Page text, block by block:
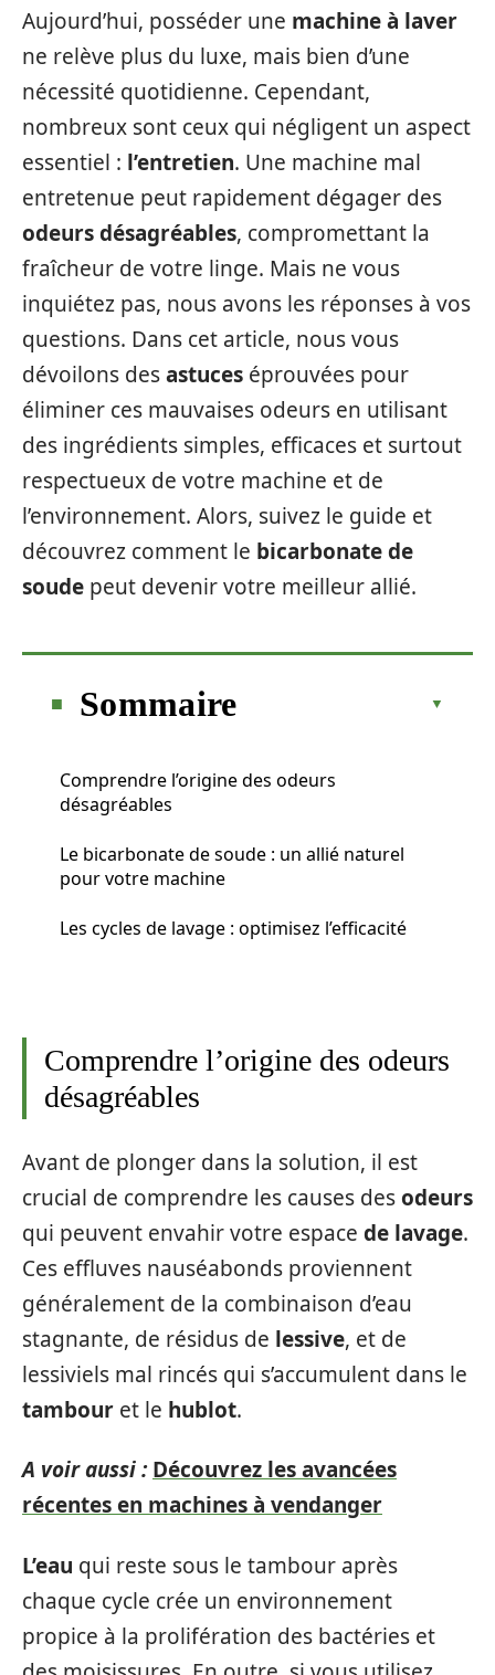
Aujourd’hui, posséder une machine à laver
ne relève plus du luxe, mais bien d’une
nécessité quotidienne. Cependant,
nombreux sont ceux qui négligent un aspect
essentiel : l’entretien. Une machine mal
entretenue peut rapidement dégager des
odeurs désagréables, compromettant la
fraîcheur de votre linge. Mais ne vous
inquiétez pas, nous avons les réponses à vos
questions. Dans cet article, nous vous
dévoilons desastuces éprouvées pour
éliminer ces mauvaises odeurs en utilisant
des ingrédients simples, efficaces et surtout
respectueux de votre machine et de
l’environnement. Alors, suivez le guide et
découvrez comment le bicarbonate de
soude peut devenir votre meilleur allié.
Sommaire
Comprendre l’origine des odeurs
désagréables
Le bicarbonate de soude : un allié naturel
pour votre machine
Les cycles de lavage : optimisez l’efficacité
Comprendre l’origine des odeurs
désagréables
Avant de plonger dans la solution, il est
crucial de comprendre les causes desodeurs
qui peuvent envahir votre espace de lavage.
Ces effluves nauséabonds proviennent
généralement de la combinaison d’eau
stagnante, de résidus de lessive, et de
lessiviels mal rincés qui s’accumulent dans le
tambour et le hublot.
A voir aussi : Découvrez les avancées
récentes en machines à vendanger
L’eau qui reste sous le tambour après
chaque cycle crée un environnement
propice à la prolifération des bactéries et